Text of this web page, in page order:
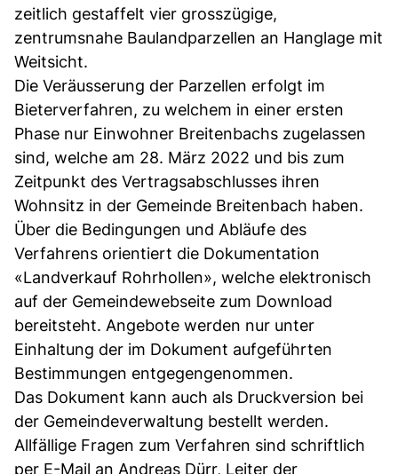
zeitlich gestaffelt vier grosszügige,
zentrumsnahe Baulandparzellen an Hanglage mit
Weitsicht.
Die Veräusserung der Parzellen erfolgt im
Bieterverfahren, zu welchem in einer ersten
Phase nur Einwohner Breitenbachs zugelassen
sind, welche am 28. März 2022 und bis zum
Zeitpunkt des Vertragsabschlusses ihren
Wohnsitz in der Gemeinde Breitenbach haben.
Über die Bedingungen und Abläufe des
Verfahrens orientiert die Dokumentation
«Landverkauf Rohrhollen», welche elektronisch
auf der Gemeindewebseite zum Download
bereitsteht. Angebote werden nur unter
Einhaltung der im Dokument aufgeführten
Bestimmungen entgegengenommen.
Das Dokument kann auch als Druckversion bei
der Gemeindeverwaltung bestellt werden.
Allfällige Fragen zum Verfahren sind schriftlich
per E-Mail an Andreas Dürr, Leiter der